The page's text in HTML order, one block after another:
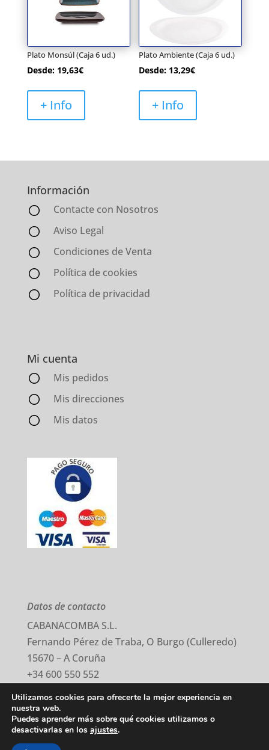
Plato Monsúl (Caja 6 ud.)
Desde: 19,63€
+ Info
Plato Ambiente (Caja 6 ud.)
Desde: 13,29€
+ Info
Información
Contacte con Nosotros
Aviso Legal
Condiciones de Venta
Política de cookies
Política de privacidad
Mi cuenta
Mis pedidos
Mis direcciones
Mis datos
Datos de contacto
CABANACOMBA S.L.
Fernando Pérez de Traba, O Burgo (Culleredo)
15670 – A Coruña
+34 600 550 552
Aviso Legal–Política Privacidad–Cookies
©2020 Todos los derechos reservados.
Utilizamos cookies para ofrecerte la mejor experiencia en
nuestra web.
Puedes aprender más sobre qué cookies utilizamos o
desactivarlas en los ajustes.